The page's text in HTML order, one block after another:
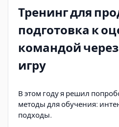
с ней, а не просто
карточки».
Очень важно: держит
конфликтов,
выстраивание внутри
понимать, как работает
уровне, не хуже
Тренинг для
подготовка к
командой
игру
В этом году я решил
методы для обучения:
подходы.